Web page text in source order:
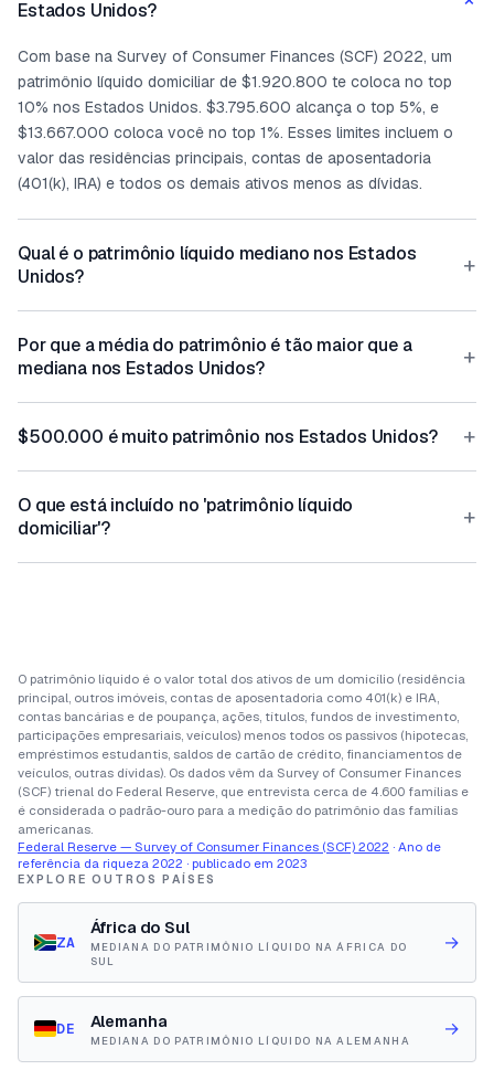
Estados Unidos?
Com base na Survey of Consumer Finances (SCF) 2022, um
patrimônio líquido domiciliar de $1.920.800 te coloca no top
10% nos Estados Unidos. $3.795.600 alcança o top 5%, e
$13.667.000 coloca você no top 1%. Esses limites incluem o
valor das residências principais, contas de aposentadoria
(401(k), IRA) e todos os demais ativos menos as dívidas.
Qual é o patrimônio líquido mediano nos Estados
Unidos?
+
Por que a média do patrimônio é tão maior que a
mediana nos Estados Unidos?
+
$500.000 é muito patrimônio nos Estados Unidos? +
O que está incluído no 'patrimônio líquido
domiciliar'?
+
O patrimônio líquido é o valor total dos ativos de um domicílio (residência
principal, outros imóveis, contas de aposentadoria como 401(k) e IRA,
contas bancárias e de poupança, ações, títulos, fundos de investimento,
participações empresariais, veículos) menos todos os passivos (hipotecas,
empréstimos estudantis, saldos de cartão de crédito, financiamentos de
veículos, outras dívidas). Os dados vêm da Survey of Consumer Finances
(SCF) trienal do Federal Reserve, que entrevista cerca de 4.600 famílias e
é considerada o padrão-ouro para a medição do patrimônio das famílias
americanas.
Federal Reserve — Survey of Consumer Finances (SCF) 2022 · Ano de
referência da riqueza 2022 · publicado em 2023
EXPLORE OUTROS PAÍSES
ZA
África do Sul
MEDIANA DO PATRIMÔNIO LÍQUIDO NA ÁFRICA DO
SUL
→
DE Alemanha
MEDIANA DO PATRIMÔNIO LÍQUIDO NA ALEMANHA →